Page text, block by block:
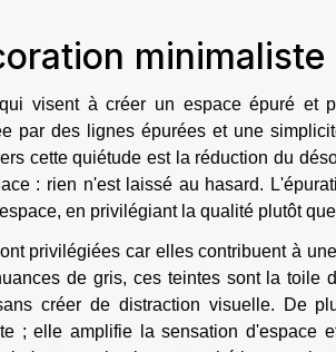
minimaliste
visent à créer un espace épuré et
par des lignes épurées et une
cette quiétude est la réduction du
: rien n'est laissé au hasard.
en privilégiant la qualité plutôt
privilégiées car elles contribuent à
de gris, ces teintes sont la toile
créer de distraction visuelle. De
; elle amplifie la sensation d'espace